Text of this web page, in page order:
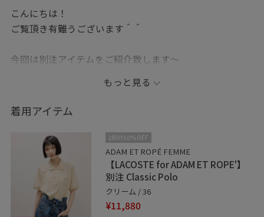
こんにちは！
ご覧頂き有難うございます＾＾
今回は別注アイテムをご紹介致します〜
程良くゆるっしたサイズのトップス
カジュアルにも綺麗にも着用しやすく◯！
数少ないアイテムですっ！
ぜひお早めにご覧下さい〜！
ーーーーーーーーーーーーーーーーーーーーーーーーー
もっと見る
着用アイテム
2BUY10%OFF
ADAM ET ROPÉ FEMME
【LACOSTE for ADAM ET ROPE'】
別注 Classic Polo
クリーム / 36
¥11,880